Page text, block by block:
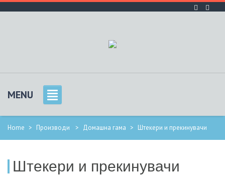
MENU
Home > Производи > Домашна гама > Штекери и прекинувачи
Штекери и прекинувачи